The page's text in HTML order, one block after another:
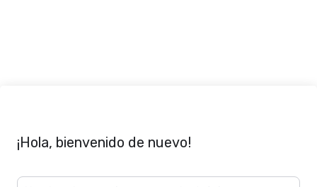
¡Hola, bienvenido de nuevo!